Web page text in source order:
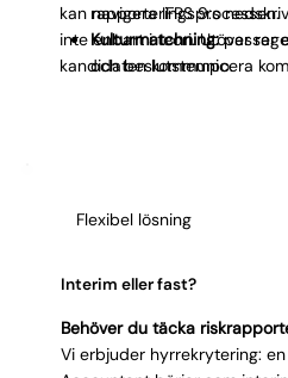
rapporteringsprocessen.
Kulturmatchning:passar
och beslutstempo.
reserveringsbeslut så
Integritet:tar ansvar för
kan navigera IFRS 9:s
inte enbart i teori. Utöver
kandidaten kommunicera
Flexibel lösning
Interim eller fast?
Behöver du täcka
Vi erbjuder hyrrekrytering: